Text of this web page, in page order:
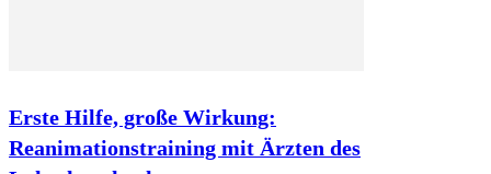
Erste Hilfe, große Wirkung:
Reanimationstraining mit Ärzten des